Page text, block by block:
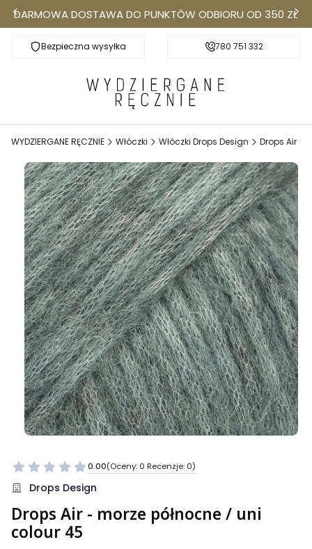
DARMOWA DOSTAWA DO PUNKTÓW ODBIORU OD 350 ZŁ
Bezpieczna wysyłkaDarmowa dostawa do Punktów Odbioru od
780 751 332
WYDZIERGANE RĘCZNIE Włóczki Włóczki Drops Design Drops Air
0.00(Oceny: 0 Recenzje: 0)
Przejdź do sekcji Opinie
Drops Design
Drops Air - morze północne / uni
colour 45